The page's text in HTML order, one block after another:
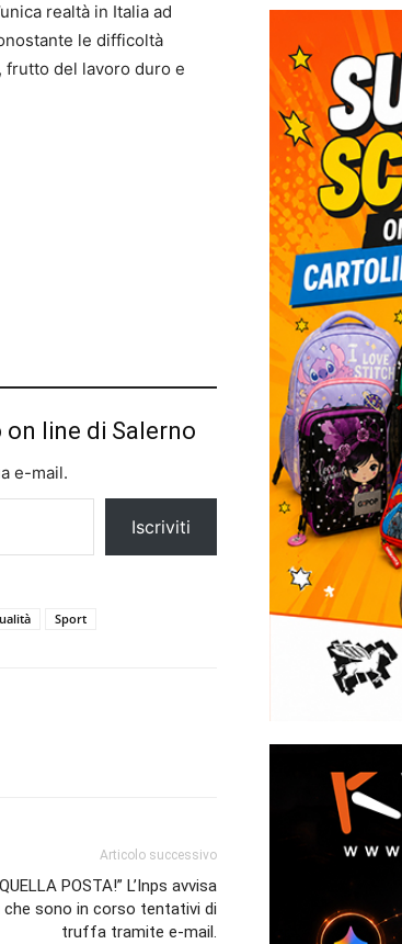
realtà in Italia ad
le difficoltà
frutto del lavoro duro e
line di Salerno
e-mail.
Iscriviti
Sport
Articolo successivo
POSTA!” L’Inps avvisa
sono in corso tentativi di
truffa tramite e-mail.